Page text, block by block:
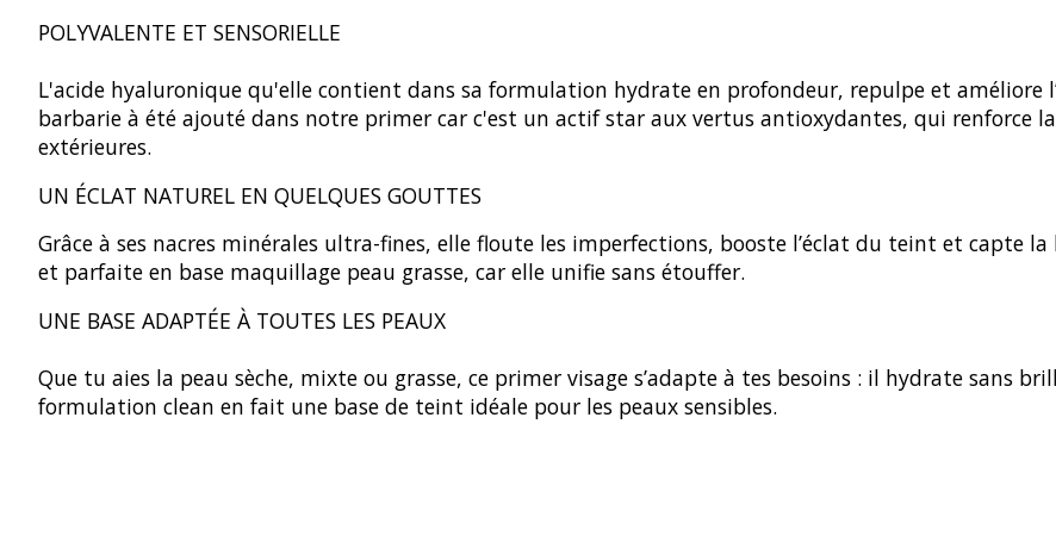
POLYVALENTE ET SENSORIELLE
L'acide hyaluronique qu'elle contient dans sa formulation hydrate en profondeur, repulpe et améliore
barbarie à été ajouté dans notre primer car c'est un actif star aux vertus antioxydantes, qui renforce
extérieures.
UN ÉCLAT NATUREL EN QUELQUES GOUTTES
Grâce à ses nacres minérales ultra-fines, elle floute les imperfections, booste l’éclat du teint et capte
et parfaite en base maquillage peau grasse, car elle unifie sans étouffer.
UNE BASE ADAPTÉE À TOUTES LES PEAUX
Que tu aies la peau sèche, mixte ou grasse, ce primer visage s’adapte à tes besoins : il hydrate sans
formulation clean en fait une base de teint idéale pour les peaux sensibles.